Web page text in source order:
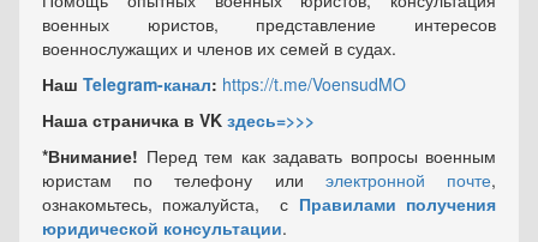
военных юристов, представление интересов
военнослужащих и членов их семей в судах.
Наш Telegram-канал: https://t.me/VoensudMO
Наша страничка в VK здесь=>>>
*Внимание! Перед тем как задавать вопросы военным
юристам по телефону или электронной почте,
ознакомьтесь, пожалуйста, с Правилами получения
юридической консультации.